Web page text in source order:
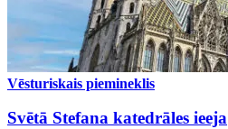
Vēsturiskais piemineklis
Svētā Stefana katedrāles ieeja